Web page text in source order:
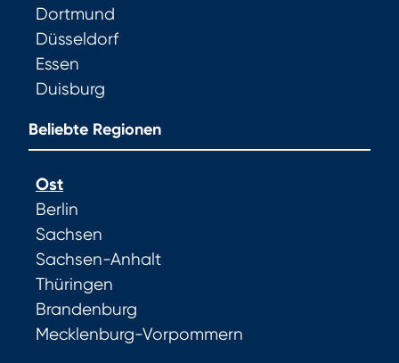
Dortmund
Düsseldorf
Essen
Duisburg
Beliebte Regionen
Ost
Berlin
Sachsen
Sachsen-Anhalt
Thüringen
Brandenburg
Mecklenburg-Vorpommern